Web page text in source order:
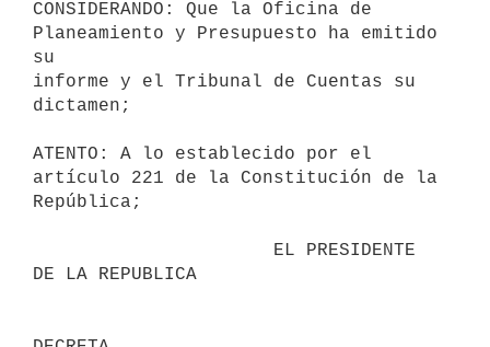
CONSIDERANDO: Que la Oficina de
Planeamiento y Presupuesto ha emitido
su
informe y el Tribunal de Cuentas su
dictamen;
ATENTO: A lo establecido por el
artículo 221 de la Constitución de la
República;
DE LA REPUBLICA